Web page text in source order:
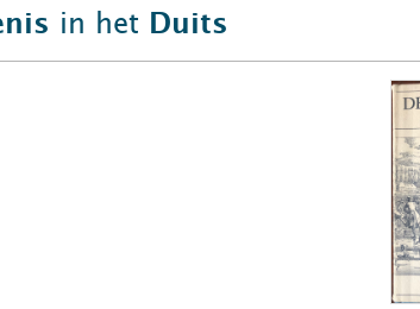
in het Duits